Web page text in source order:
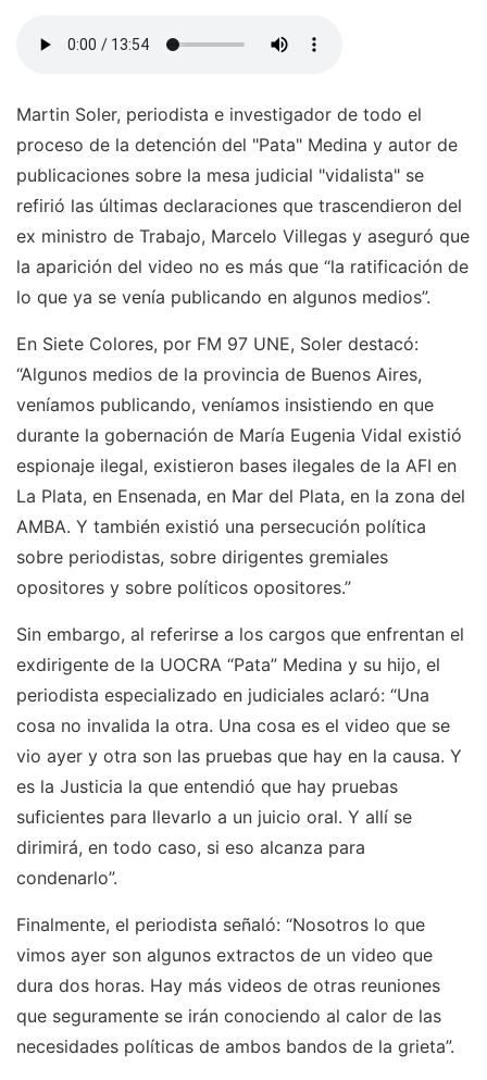
Martin Soler, periodista e investigador de todo el
proceso de la detención del "Pata" Medina y autor de
publicaciones sobre la mesa judicial "vidalista" se
refirió las últimas declaraciones que trascendieron del
ex ministro de Trabajo, Marcelo Villegas y aseguró que
la aparición del video no es más que “la ratificación de
lo que ya se venía publicando en algunos medios”.
En Siete Colores, por FM 97 UNE, Soler destacó:
“Algunos medios de la provincia de Buenos Aires,
veníamos publicando, veníamos insistiendo en que
durante la gobernación de María Eugenia Vidal existió
espionaje ilegal, existieron bases ilegales de la AFI en
La Plata, en Ensenada, en Mar del Plata, en la zona del
AMBA. Y también existió una persecución política
sobre periodistas, sobre dirigentes gremiales
opositores y sobre políticos opositores.”
Sin embargo, al referirse a los cargos que enfrentan el
exdirigente de la UOCRA “Pata” Medina y su hijo, el
periodista especializado en judiciales aclaró: “Una
cosa no invalida la otra. Una cosa es el video que se
vio ayer y otra son las pruebas que hay en la causa. Y
es la Justicia la que entendió que hay pruebas
suficientes para llevarlo a un juicio oral. Y allí se
dirimirá, en todo caso, si eso alcanza para
condenarlo”.
Finalmente, el periodista señaló: “Nosotros lo que
vimos ayer son algunos extractos de un video que
dura dos horas. Hay más videos de otras reuniones
que seguramente se irán conociendo al calor de las
necesidades políticas de ambos bandos de la grieta”.